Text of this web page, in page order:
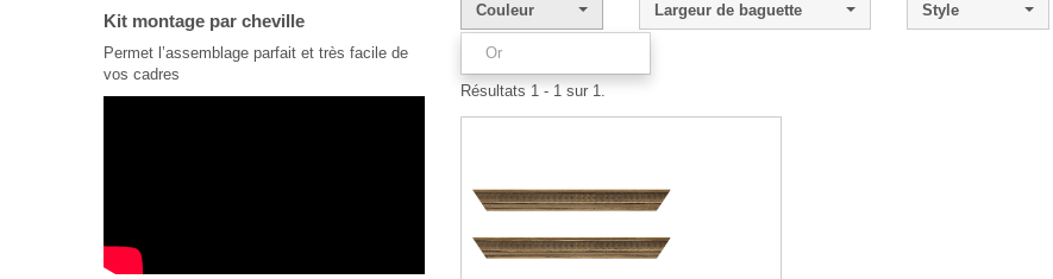
Kit montage par cheville
Permet l’assemblage parfait et très facile de
vos cadres
Couleur
Or
Largeur de baguette Style
Résultats 1 - 1 sur 1.